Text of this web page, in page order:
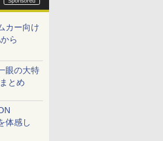
カー向け
ら
眼の大特
とめ
体感し